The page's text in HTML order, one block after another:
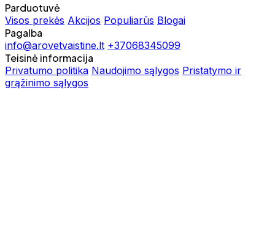
Parduotuvė
Visos prekės Akcijos Populiarūs Blogai
Pagalba
info@arovetvaistine.lt +37068345099
Teisinė informacija
Privatumo politika Naudojimo sąlygos Pristatymo ir
grąžinimo sąlygos